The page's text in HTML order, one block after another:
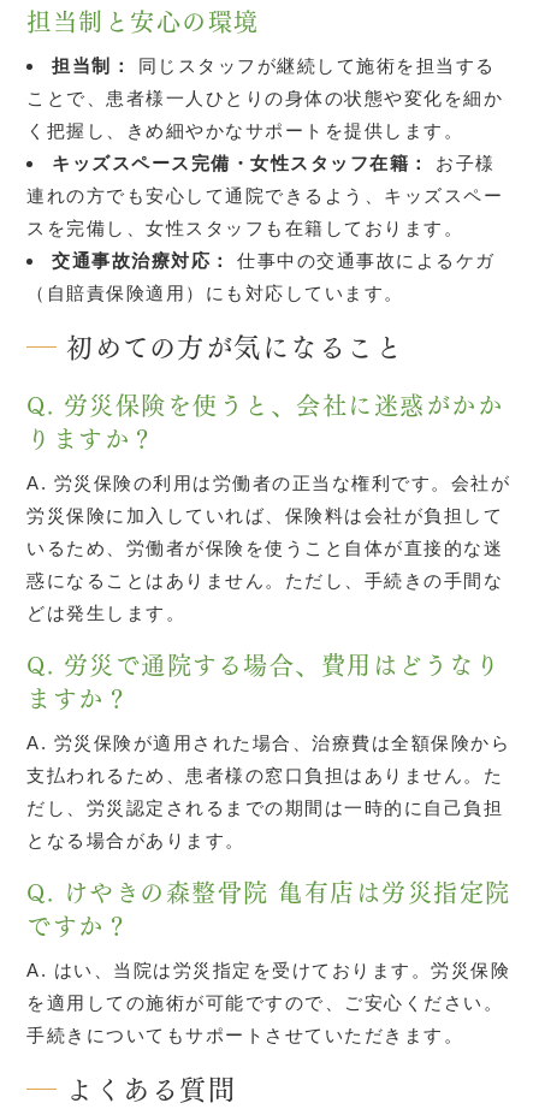
担当制と安心の環境
担当制：
同じスタッフが継続して施術を担当する
ことで、患者様一人ひとりの身体の状態や変化を細か
く把握し、きめ細やかなサポートを提供します。
キッズスペース完備・女性スタッフ在籍：
お子様
連れの方でも安心して通院できるよう、キッズスペー
スを完備し、女性スタッフも在籍しております。
交通事故治療対応：
仕事中の交通事故によるケガ
（自賠責保険適用）にも対応しています。
初めての方が気になること
Q. 労災保険を使うと、会社に迷惑がかか
りますか？
A. 労災保険の利用は労働者の正当な権利です。会社が
労災保険に加入していれば、保険料は会社が負担して
いるため、労働者が保険を使うこと自体が直接的な迷
惑になることはありません。ただし、手続きの手間な
どは発生します。
Q. 労災で通院する場合、費用はどうなり
ますか？
A. 労災保険が適用された場合、治療費は全額保険から
支払われるため、患者様の窓口負担はありません。た
だし、労災認定されるまでの期間は一時的に自己負担
となる場合があります。
Q. けやきの森整骨院 亀有店は労災指定院
ですか？
A. はい、当院は労災指定を受けております。労災保険
を適用しての施術が可能ですので、ご安心ください。
手続きについてもサポートさせていただきます。
よくある質問